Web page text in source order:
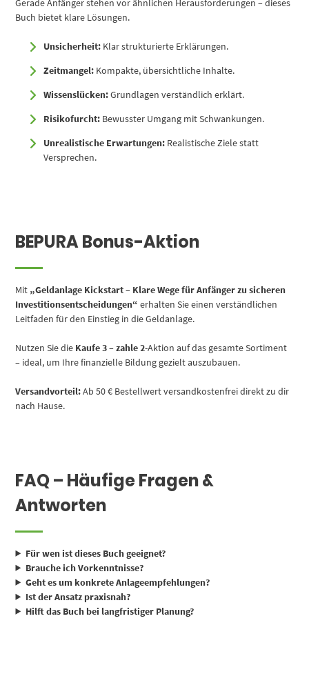
Gerade Anfänger stehen vor ähnlichen Herausforderungen – dieses
Buch bietet klare Lösungen.
Unsicherheit: Klar strukturierte Erklärungen.
Zeitmangel: Kompakte, übersichtliche Inhalte.
Wissenslücken:Grundlagen verständlich erklärt.
Risikofurcht: Bewusster Umgang mit Schwankungen.
Unrealistische Erwartungen: Realistische Ziele statt
Versprechen.
BEPURA Bonus-Aktion
Mit „Geldanlage Kickstart – Klare Wege für Anfänger zu sicheren
Investitionsentscheidungen“ erhalten Sie einen verständlichen
Leitfaden für den Einstieg in die Geldanlage.
Nutzen Sie die Kaufe 3 – zahle 2-Aktion auf das gesamte Sortiment
– ideal, um Ihre finanzielle Bildung gezielt auszubauen.
Versandvorteil:Ab 50 € Bestellwert versandkostenfrei direkt zu dir
nach Hause.
FAQ – Häufige Fragen &
Antworten
Für wen ist dieses Buch geeignet?
Brauche ich Vorkenntnisse?
Geht es um konkrete Anlageempfehlungen?
Ist der Ansatz praxisnah?
Hilft das Buch bei langfristiger Planung?